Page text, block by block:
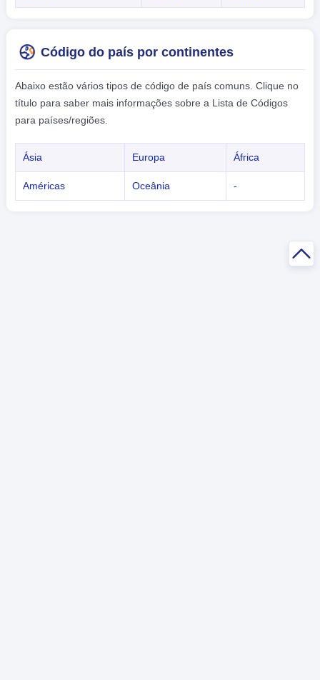
Código do país por continentes
Abaixo estão vários tipos de código de país comuns. Clique no
título para saber mais informações sobre a Lista de Códigos
para países/regiões.
Ásia Europa África
Américas Oceânia -